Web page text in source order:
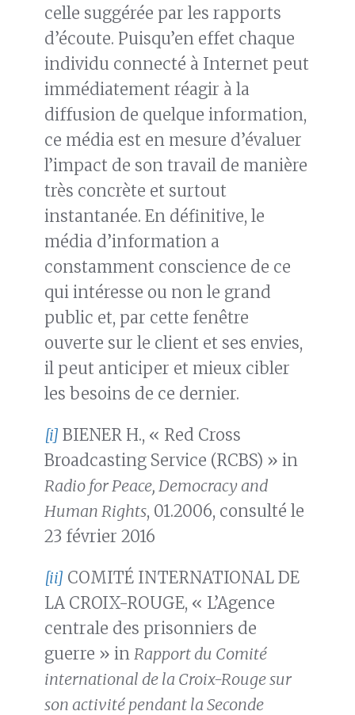
celle suggérée par les rapports
d’écoute. Puisqu’en effet chaque
individu connecté à Internet peut
immédiatement réagir à la
diffusion de quelque information,
ce média est en mesure d’évaluer
l’impact de son travail de manière
très concrète et surtout
instantanée. En définitive, le
média d’information a
constamment conscience de ce
qui intéresse ou non le grand
public et, par cette fenêtre
ouverte sur le client et ses envies,
il peut anticiper et mieux cibler
les besoins de ce dernier.
[i] BIENER H., « Red Cross
Broadcasting Service (RCBS) » in
Radio for Peace, Democracy and
Human Rights, 01.2006, consulté le
23 février 2016
[ii] COMITÉ INTERNATIONAL DE
LA CROIX-ROUGE, « L’Agence
centrale des prisonniers de
guerre » in Rapport du Comité
international de la Croix-Rouge sur
son activité pendant la Seconde